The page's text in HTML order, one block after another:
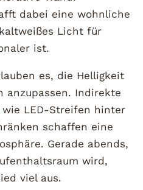
dabei eine wohnliche
Licht für
ist.
es, die Helligkeit
anzupassen. Indirekte
wie LED-Streifen hinter
schaffen eine
Gerade abends,
wird,
viel aus.